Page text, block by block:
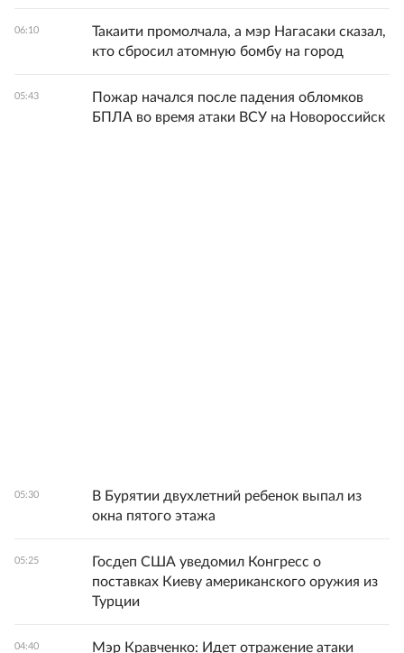
06:10
Такаити промолчала, а мэр Нагасаки сказал,
кто сбросил атомную бомбу на город
05:43
Пожар начался после падения обломков
БПЛА во время атаки ВСУ на Новороссийск
05:30
В Бурятии двухлетний ребенок выпал из
окна пятого этажа
05:25
Госдеп США уведомил Конгресс о
поставках Киеву американского оружия из
Турции
04:40
Мэр Кравченко: Идет отражение атаки